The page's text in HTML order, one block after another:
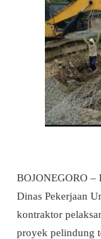
BOJONEGORO –
Dinas Pekerjaan
kontraktor
proyek pelindung